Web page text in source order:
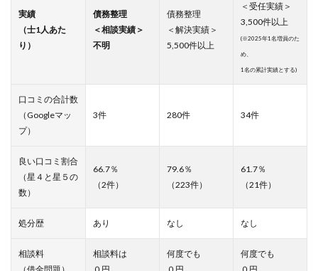
実績
（士1人あた
り）
債務整理
＜相談実績＞
不明
債務整理
＜解決実績＞
5,500件以上
＜受任実績＞
3,500件以上
(※2025年1名増員のた
め、
1名の累計実績とする)
口コミの合計数
（Googleマッ
プ）
3件 280件 34件
良い口コミ割合
（星４と星５の
数）
66.7％
（2件）
79.6％
（223件）
61.7％
（21件）
処分歴 あり なし なし
相談料
相談料は
何度でも
何度でも